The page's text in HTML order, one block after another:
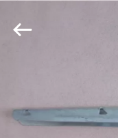
PRODUITS
RUN